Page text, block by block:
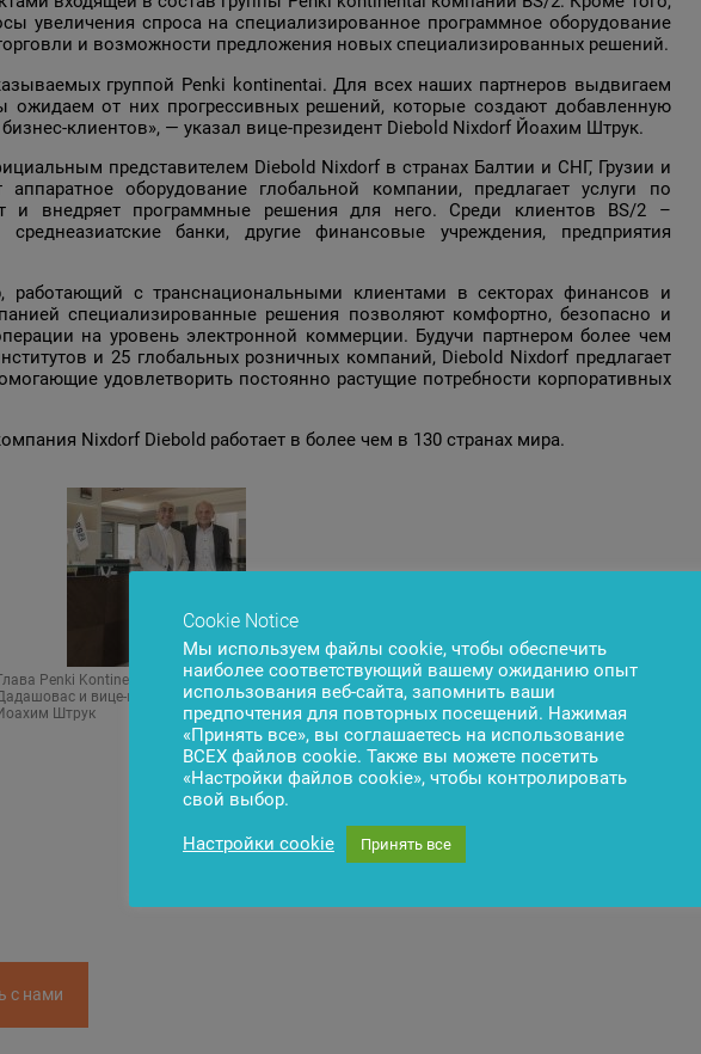
увеличения спроса на специализированное программное оборудование
и возможности предложения новых специализированных решений.
группой Penki kontinentai. Для всех наших партнеров выдвигаем
от них прогрессивных решений, которые создают добавленную
клиентов», — указал вице-президент Diebold Nixdorf Йоахим Штрук.
представителем Diebold Nixdorf в странах Балтии и СНГ, Грузии и
оборудование глобальной компании, предлагает услуги по
и внедряет программные решения для него. Среди клиентов BS/2 –
банки, другие финансовые учреждения, предприятия
с транснациональными клиентами в секторах финансов и
специализированные решения позволяют комфортно, безопасно и
на уровень электронной коммерции. Будучи партнером более чем
и 25 глобальных розничных компаний, Diebold Nixdorf предлагает
удовлетворить постоянно растущие потребности корпоративных
Nixdorf Diebold работает в более чем в 130 странах мира.
Penki Kontinentai Group Идракас
и вице-президент Diebold Nixdorf
Штрук
с нами
Cookie Notice
Мы используем файлы cookie, чтобы обеспечить
наиболее соответствующий вашему ожиданию опыт
использования веб-сайта, запомнить ваши
предпочтения для повторных посещений. Нажимая
«Принять все», вы соглашаетесь на использование
ВСЕХ файлов cookie. Также вы можете посетить
«Настройки файлов cookie», чтобы контролировать
свой выбор.
Настройки cookie Принять все